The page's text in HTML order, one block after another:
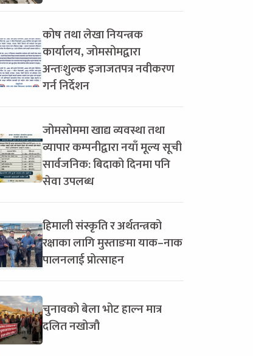
कोष तथा लेखा नियन्त्रक
कार्यालय, जोमसोमद्वारा
अन्तःशुल्क इजाजतपत्र नवीकरण
गर्न निर्देशन
जोमसोममा खाद्य व्यवस्था तथा
व्यापार कम्पनीद्वारा नयाँ मूल्य सूची
सार्वजनिक: बिदाको दिनमा पनि
सेवा उपलब्ध
हिमाली संस्कृति र अर्थतन्त्रको
रक्षाका लागि मुस्ताङमा याक–नाक
पालनलाई प्रोत्साहन
चुनावको बेला भोट हाल्न मात्र
दलित नखोजौ